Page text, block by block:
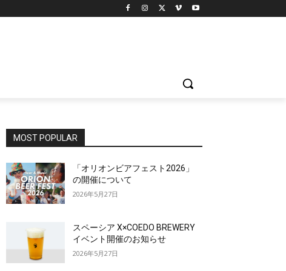
MOST POPULAR
「オリオンビアフェスト2026」
の開催について
2026年5月27日
スペーシア X×COEDO BREWERY
イベント開催のお知らせ
2026年5月27日